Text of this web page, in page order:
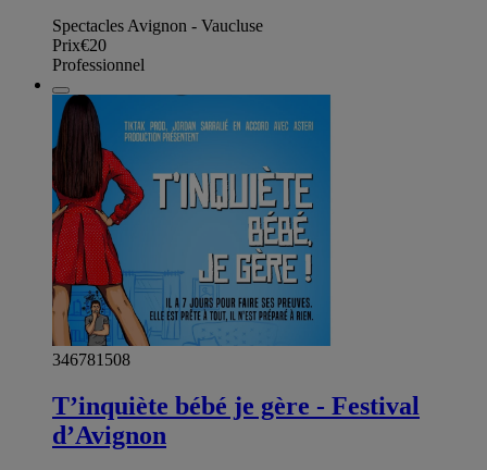
Spectacles Avignon - Vaucluse
Prix€20
Professionnel
346781508
T’inquiète bébé je gère - Festival
d’Avignon